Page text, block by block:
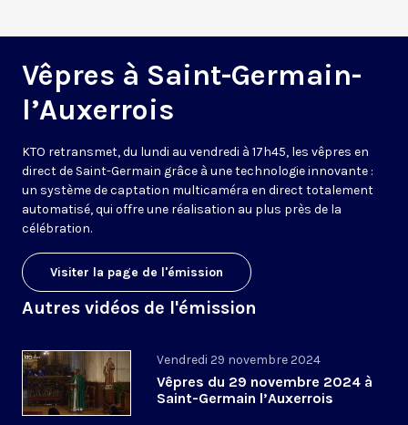
Vêpres à Saint-Germain-
l’Auxerrois
KTO retransmet, du lundi au vendredi à 17h45, les vêpres en
direct de Saint-Germain grâce à une technologie innovante :
un système de captation multicaméra en direct totalement
automatisé, qui offre une réalisation au plus près de la
célébration.
Visiter la page de l'émission
Autres vidéos de l'émission
Vendredi 29 novembre 2024
Vêpres du 29 novembre 2024 à
Saint-Germain l’Auxerrois